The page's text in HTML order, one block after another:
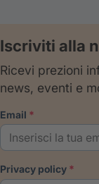
Iscriviti alla
Ricevi prezioni
news, eventi e
email
privacy policy